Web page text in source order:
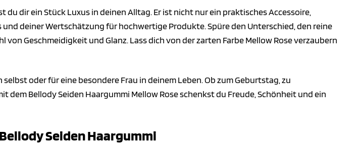
du dir ein Stück Luxus in deinen Alltag. Er ist nicht nur ein praktisches Accessoire,
deiner Wertschätzung für hochwertige Produkte. Spüre den Unterschied, den reine
von Geschmeidigkeit und Glanz. Lass dich von der zarten Farbe Mellow Rose verzaubern
oder für eine besondere Frau in deinem Leben. Ob zum Geburtstag, zu
dem Bellody Seiden Haargummi Mellow Rose schenkst du Freude, Schönheit und ein
Seiden Haargummi